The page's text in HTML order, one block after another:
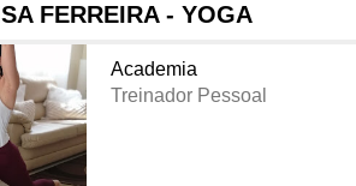
FERREIRA - YOGA
Academia
Treinador Pessoal